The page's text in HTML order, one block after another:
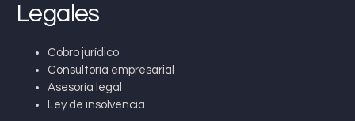
Legales
Cobro jurídico
Consultoría empresarial
Asesoría legal
Ley de insolvencia